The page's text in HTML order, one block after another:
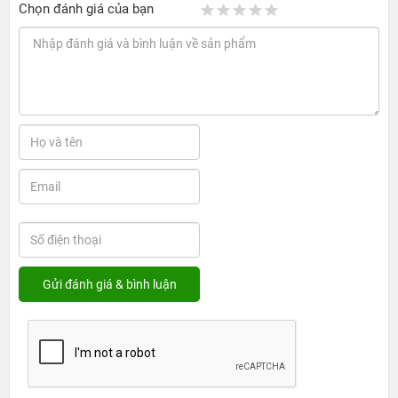
Chọn đánh giá của bạn